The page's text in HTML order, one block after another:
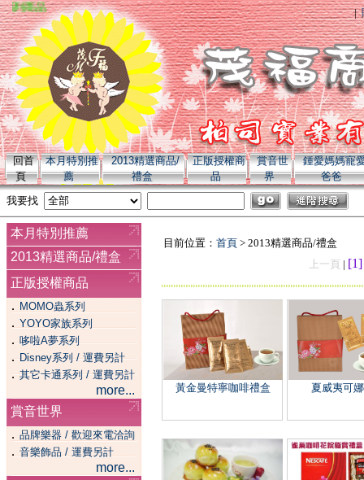
商品 |
回首
頁
本月特別推
薦
2013精選商品/
禮盒
正版授權商
品
賞音世
界
鍾愛媽媽寵
爸爸
我要找
本月特別推薦
2013精選商品/禮盒
正版授權商品
． MOMO蟲系列
． YOYO家族系列
． 哆啦A夢系列
．Disney系列 / 運費另計
．其它卡通系列 / 運費另計
more...
賞音世界
． 品牌樂器 / 歡迎來電洽詢
． 音樂飾品 / 運費另計
more...
目前位置： 首頁 > 2013精選商品/禮盒
上一頁 |
黃金曼特寧咖啡禮盒 夏威夷可